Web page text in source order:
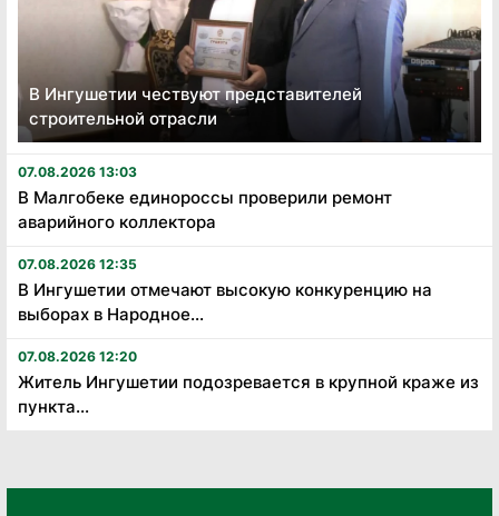
В Ингушетии чествуют представителей
строительной отрасли
07.08.2026 13:03
В Малгобеке единороссы проверили ремонт
аварийного коллектора
07.08.2026 12:35
В Ингушетии отмечают высокую конкуренцию на
выборах в Народное...
07.08.2026 12:20
Житель Ингушетии подозревается в крупной краже из
пункта...